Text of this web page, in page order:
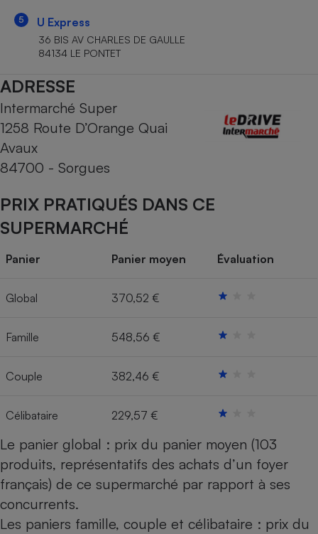
5 U Express
36 BIS AV CHARLES DE GAULLE
84134 LE PONTET
ADRESSE
Intermarché Super
1258 Route D’Orange Quai
Avaux
84700 - Sorgues
PRIX PRATIQUÉS DANS CE
SUPERMARCHÉ
Panier Panier moyen Évaluation
Global 370,52 €
Famille 548,56 €
Couple 382,46 €
Célibataire 229,57 €
Le panier global : prix du panier moyen (103
produits, représentatifs des achats d’un foyer
français) de ce supermarché par rapport à ses
concurrents.
Les paniers famille, couple et célibataire : prix du